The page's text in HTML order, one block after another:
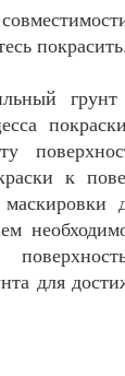
покрасить.
грунт
к
маскировки
для